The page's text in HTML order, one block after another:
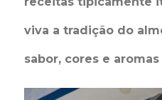
viva a tradição do
sabor, cores e aromas